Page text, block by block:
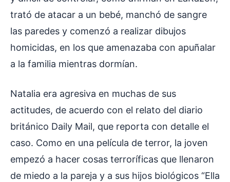
trató de atacar a un bebé, manchó de sangre
las paredes y comenzó a realizar dibujos
homicidas, en los que amenazaba con apuñalar
a la familia mientras dormían.
Natalia era agresiva en muchas de sus
actitudes, de acuerdo con el relato del diario
británico Daily Mail, que reporta con detalle el
caso. Como en una película de terror, la joven
empezó a hacer cosas terroríficas que llenaron
de miedo a la pareja y a sus hijos biológicos “Ella